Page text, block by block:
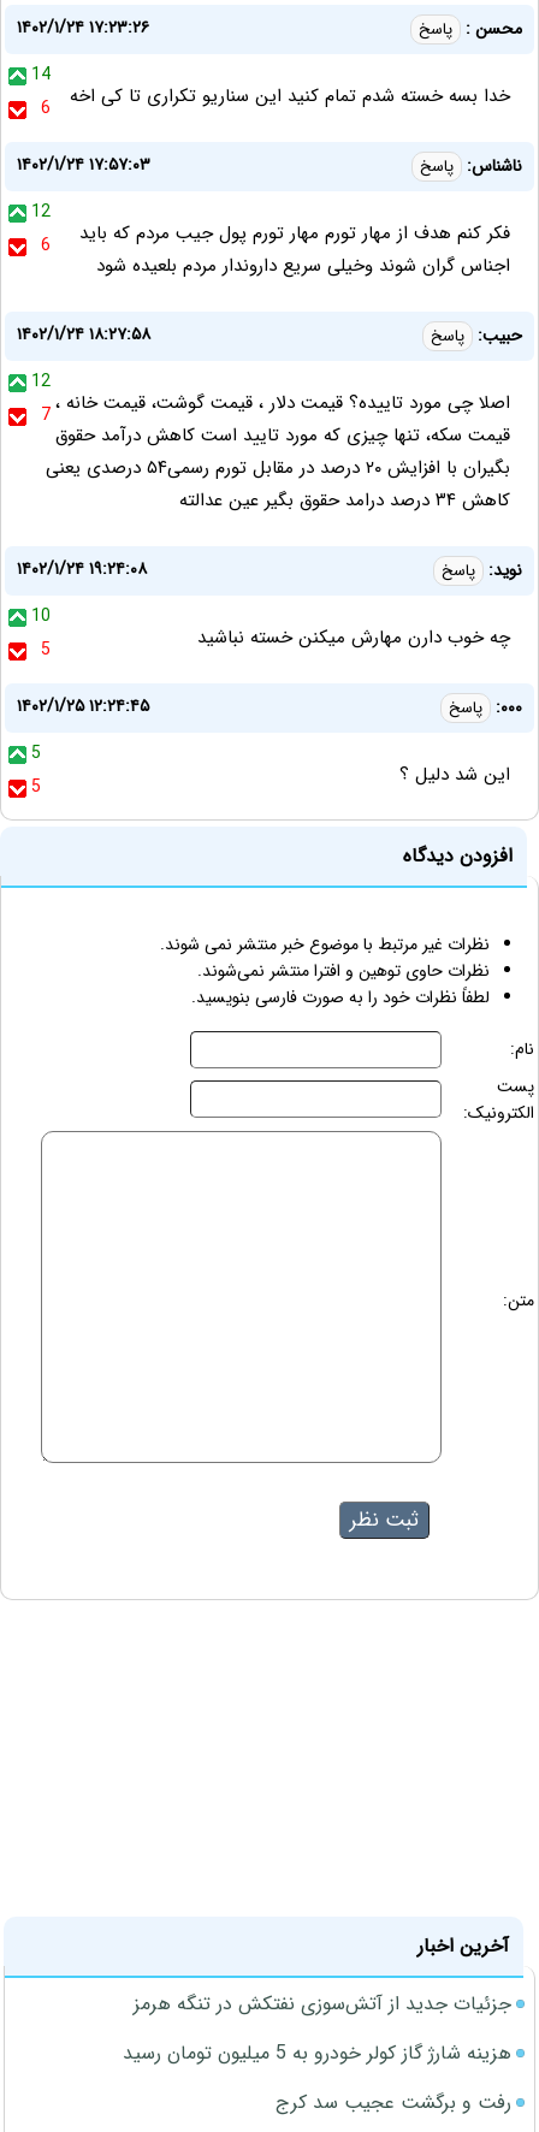
محسن : پاسخ
۱۴۰۲/۱/۲۴ ۱۷:۲۳:۲۶
14
6
خدا بسه خسته شدم تمام کنید این سناریو تکراری تا کی اخه
ناشناس: پاسخ
۱۴۰۲/۱/۲۴ ۱۷:۵۷:۰۳
12
6
فکر کنم هدف از مهار تورم مهار تورم پول جیب مردم که باید
اجناس گران شوند وخیلی سریع داروندار مردم بلعیده شود
حبیب: پاسخ
۱۴۰۲/۱/۲۴ ۱۸:۲۷:۵۸
12
7اصلا چی مورد تاییده؟ قیمت دلار ، قیمت گوشت، قیمت خانه ،
قیمت سکه، تنها چیزی که مورد تایید است کاهش درآمد حقوق
بگیران با افزایش ۲۰ درصد در مقابل تورم رسمی۵۴ درصدی یعنی
کاهش ۳۴ درصد درامد حقوق بگیر عین عدالته
نوید: پاسخ
۱۴۰۲/۱/۲۴ ۱۹:۲۴:۰۸
10
5
چه خوب دارن مهارش میکنن خسته نباشید
۰۰۰: پاسخ
۱۴۰۲/۱/۲۵ ۱۲:۲۴:۴۵
5
5
این شد دلیل ؟
افزودن دیدگاه
نظرات غیر مرتبط با موضوع خبر منتشر نمی شوند.
نظرات حاوی توهین و افترا منتشر نمی‌شوند.
لطفاً نظرات خود را به صورت فارسی بنویسید.
نام:
پست
الکترونیک:
متن:
آخرین اخبار
جزئیات جدید از آتش‌سوزی نفتکش در تنگه هرمز
هزینه شارژ گاز کولر خودرو به 5 میلیون تومان رسید
رفت و برگشت عجیب سد کرج